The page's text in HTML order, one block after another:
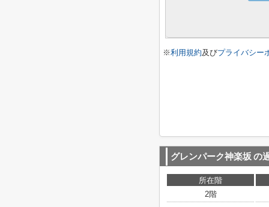
※利用規約及びプライバシー
グレンパーク神楽坂 の
所在階
2階